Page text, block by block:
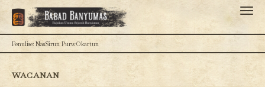
Penulise: NasSirun PurwOkartun
WACANAN